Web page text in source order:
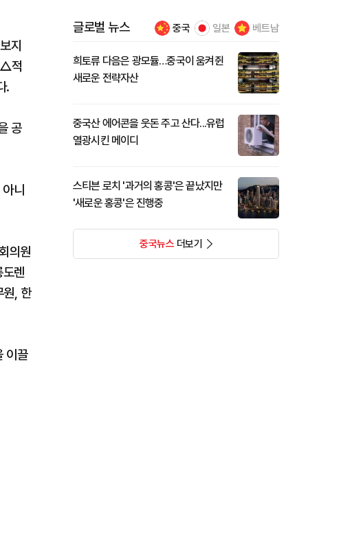
지
△적
.
공
니
의원
렌
원, 한
이끌
글로벌 뉴스 중국 일본 베트남
희토류 다음은 광모듈…중국이 움켜쥔
새로운 전략자산
중국산 에어콘을 웃돈 주고 산다...유럽
열광시킨 메이디
스티븐 로치 '과거의 홍콩'은 끝났지만
'새로운 홍콩'은 진행중
중국뉴스더보기